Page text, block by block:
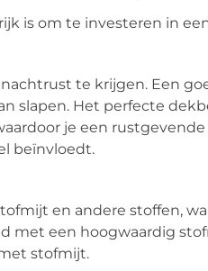
is om te investeren in
te krijgen. Een
slapen. Het perfecte
je een
beïnvloedt.
en andere stoffen,
met een hoogwaardig
stofmijt.